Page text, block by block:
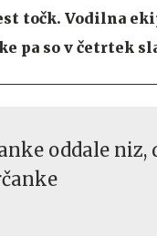
točk. Vodilna
pa so v četrtek
oddale niz,